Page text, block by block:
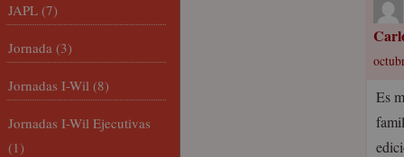
Es
JAPL (7)
Jornada (3)
Jornadas I-Wil (8)
Jornadas I-Wil Ejecutivas
(1)